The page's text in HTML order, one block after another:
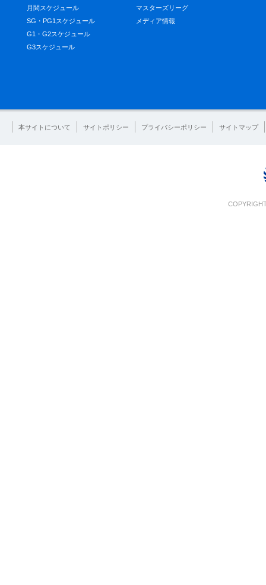
月間スケジュール
SG・PG1スケジュール
G1・G2スケジュール
G3スケジュール
マスターズリーグ
メディア情報
本サイトについて サイトポリシー プライバシーポリシー サイトマップ